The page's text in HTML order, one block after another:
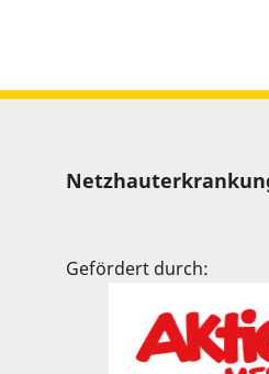
Sitemap
Gefördert durch: